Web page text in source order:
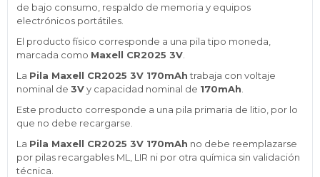
de bajo consumo, respaldo de memoria y equipos
electrónicos portátiles.
El producto físico corresponde a una pila tipo moneda,
marcada como Maxell CR2025 3V
La Pila Maxell CR2025 3V 170mAhtrabaja con voltaje
nominal de 3Vy capacidad nominal de 170mAh
Este producto corresponde a una pila primaria de litio, por lo
que no debe recargarse.
La Pila Maxell CR2025 3V 170mAh no debe reemplazarse
por pilas recargables ML, LIR ni por otra química sin validación
técnica.